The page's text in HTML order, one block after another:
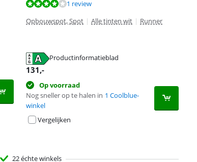
1 review
Opbouwspot, Spot | Alle tinten wit | Runner
Productinformatieblad
131,-
Op voorraad
Nog sneller op te halen in 1 Coolblue-
winkel
Vergelijken
22 échte winkels